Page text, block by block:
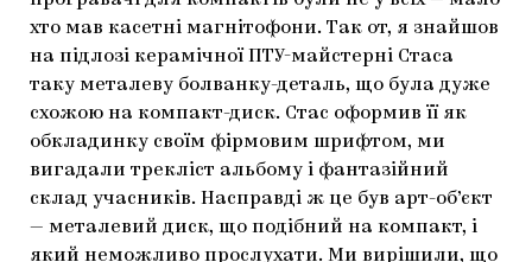
хто мав касетні магнітофони. Так от, я знайшов
на підлозі керамічної ПТУ-майстерні Стаса
таку металеву болванку-деталь, що була дуже
схожою на компакт-диск. Стас оформив її як
обкладинку своїм фірмовим шрифтом, ми
вигадали трекліст альбому і фантазійний
склад учасників. Насправді ж це був арт-об’єкт
— металевий диск, що подібний на компакт, і
який неможливо прослухати. Ми вирішили, що